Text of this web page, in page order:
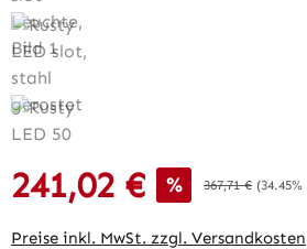
Verkaufspreis:
241,02 € % Regulärer Preis:
367,71 €
Preise inkl. MwSt. zzgl. Versandkosten